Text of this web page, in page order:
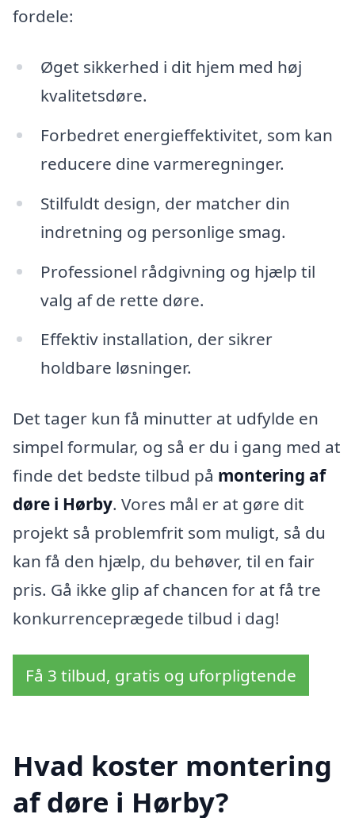
fordele:
Øget sikkerhed i dit hjem med høj
kvalitetsdøre.
Forbedret energieffektivitet, som kan
reducere dine varmeregninger.
Stilfuldt design, der matcher din
indretning og personlige smag.
Professionel rådgivning og hjælp til
valg af de rette døre.
Effektiv installation, der sikrer
holdbare løsninger.
Det tager kun få minutter at udfylde en
simpel formular, og så er du i gang med at
finde det bedste tilbud på montering af
døre i Hørby. Vores mål er at gøre dit
projekt så problemfrit som muligt, så du
kan få den hjælp, du behøver, til en fair
pris. Gå ikke glip af chancen for at få tre
konkurrenceprægede tilbud i dag!
Få 3 tilbud, gratis og uforpligtende
Hvad koster montering
af døre i Hørby?